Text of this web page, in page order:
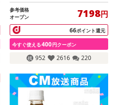
参考価格
オープン
7198円
66ポイント還元
今すぐ使える400円クーポン
952 2616 220